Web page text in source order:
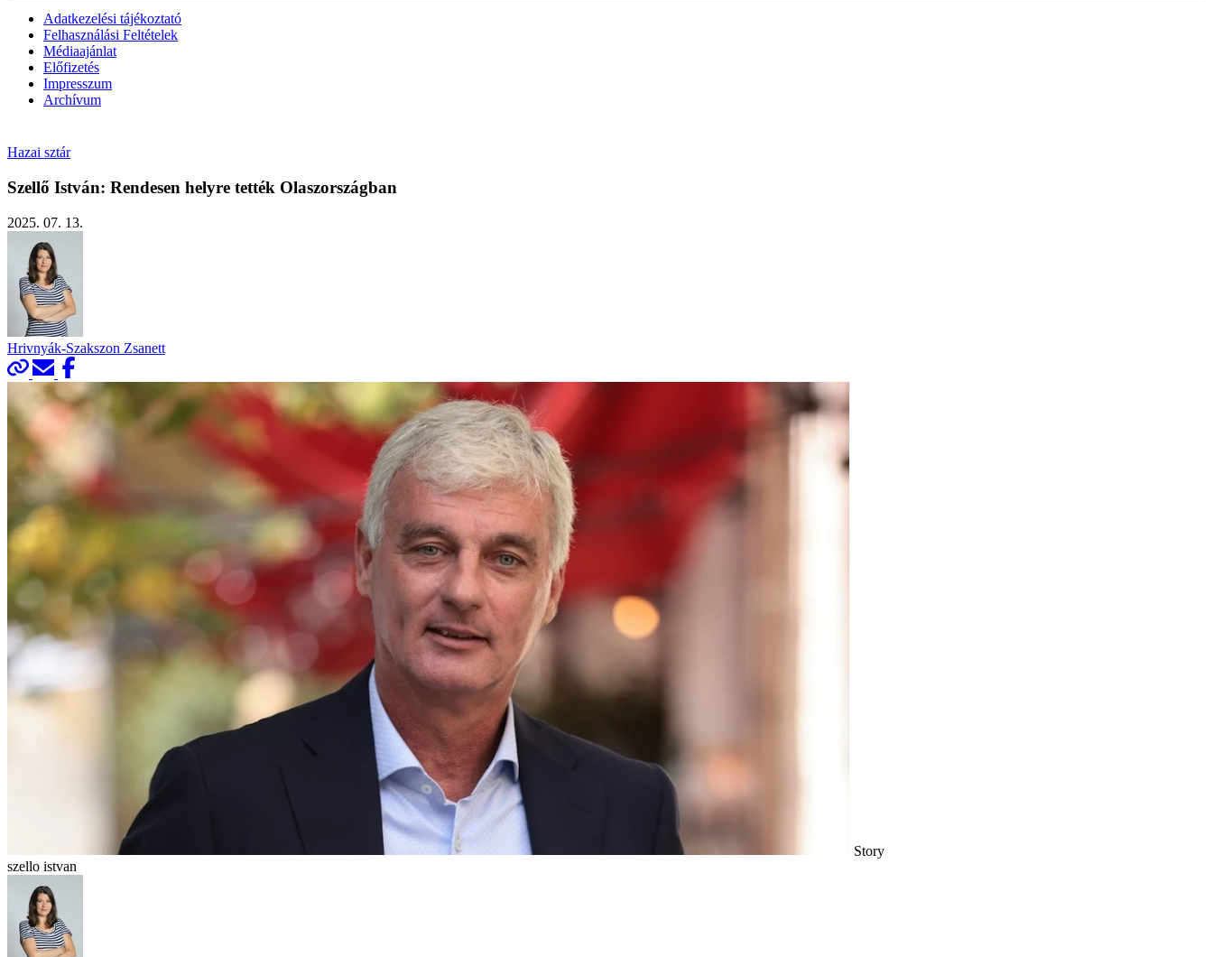
Adatkezelési tájékoztató
Felhasználási Feltételek
Médiaajánlat
Előfizetés
Impresszum
Archívum
Hazai sztár
Szellő István: Rendesen helyre tették Olaszországban
2025. 07. 13.
Hrivnyák-Szakszon Zsanett
Story
szello istvan